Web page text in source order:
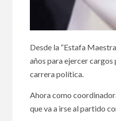
Desde la “Estafa
años para ejercer
carrera política.
Ahora como
que va a irse al partido
Celebran
800 mil
tercera
México en
Mundial
25 junio, 2026